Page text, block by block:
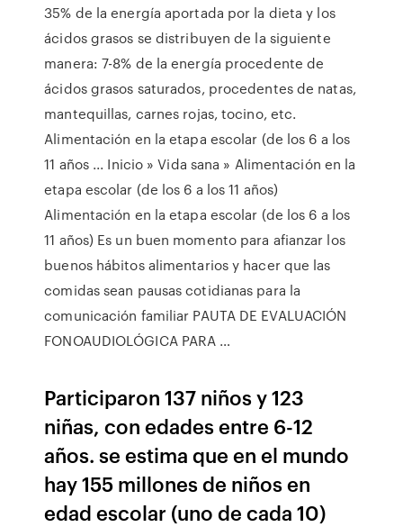
35% de la energía aportada por la dieta y los
ácidos grasos se distribuyen de la siguiente
manera: 7-8% de la energía procedente de
ácidos grasos saturados, procedentes de natas,
mantequillas, carnes rojas, tocino, etc.
Alimentación en la etapa escolar (de los 6 a los
11 años ... Inicio » Vida sana » Alimentación en la
etapa escolar (de los 6 a los 11 años)
Alimentación en la etapa escolar (de los 6 a los
11 años) Es un buen momento para afianzar los
buenos hábitos alimentarios y hacer que las
comidas sean pausas cotidianas para la
comunicación familiar PAUTA DE EVALUACIÓN
FONOAUDIOLÓGICA PARA …
Participaron 137 niños y 123
niñas, con edades entre 6-12
años. se estima que en el mundo
hay 155 millones de niños en
edad escolar (uno de cada 10)